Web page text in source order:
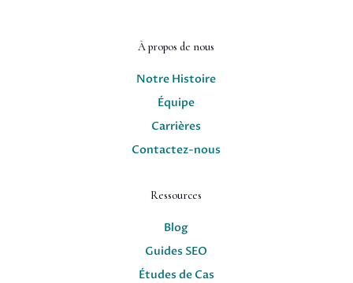
À propos de nous
Notre Histoire
Équipe
Carrières
Contactez-nous
Ressources
Blog
Guides SEO
Études de Cas